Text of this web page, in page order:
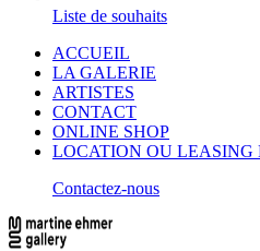
Liste de souhaits
ACCUEIL
LA GALERIE
ARTISTES
CONTACT
ONLINE SHOP
LOCATION OU LEASING
Contactez-nous